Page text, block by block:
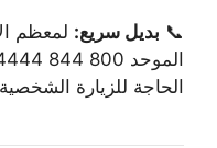
📞 بديل سريع: لمعظم
الحاجة للزيارة